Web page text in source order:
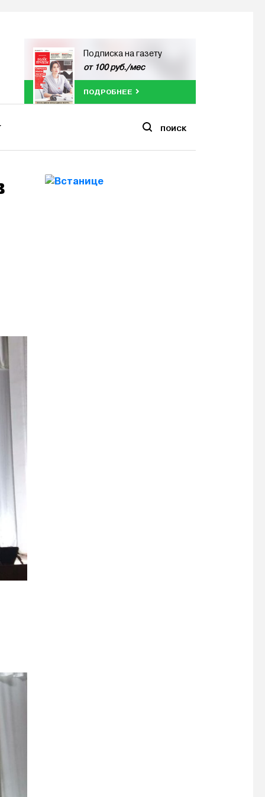
Подписка на газету
от 100 руб./мес
ПОДРОБНЕЕ
ПОИСК